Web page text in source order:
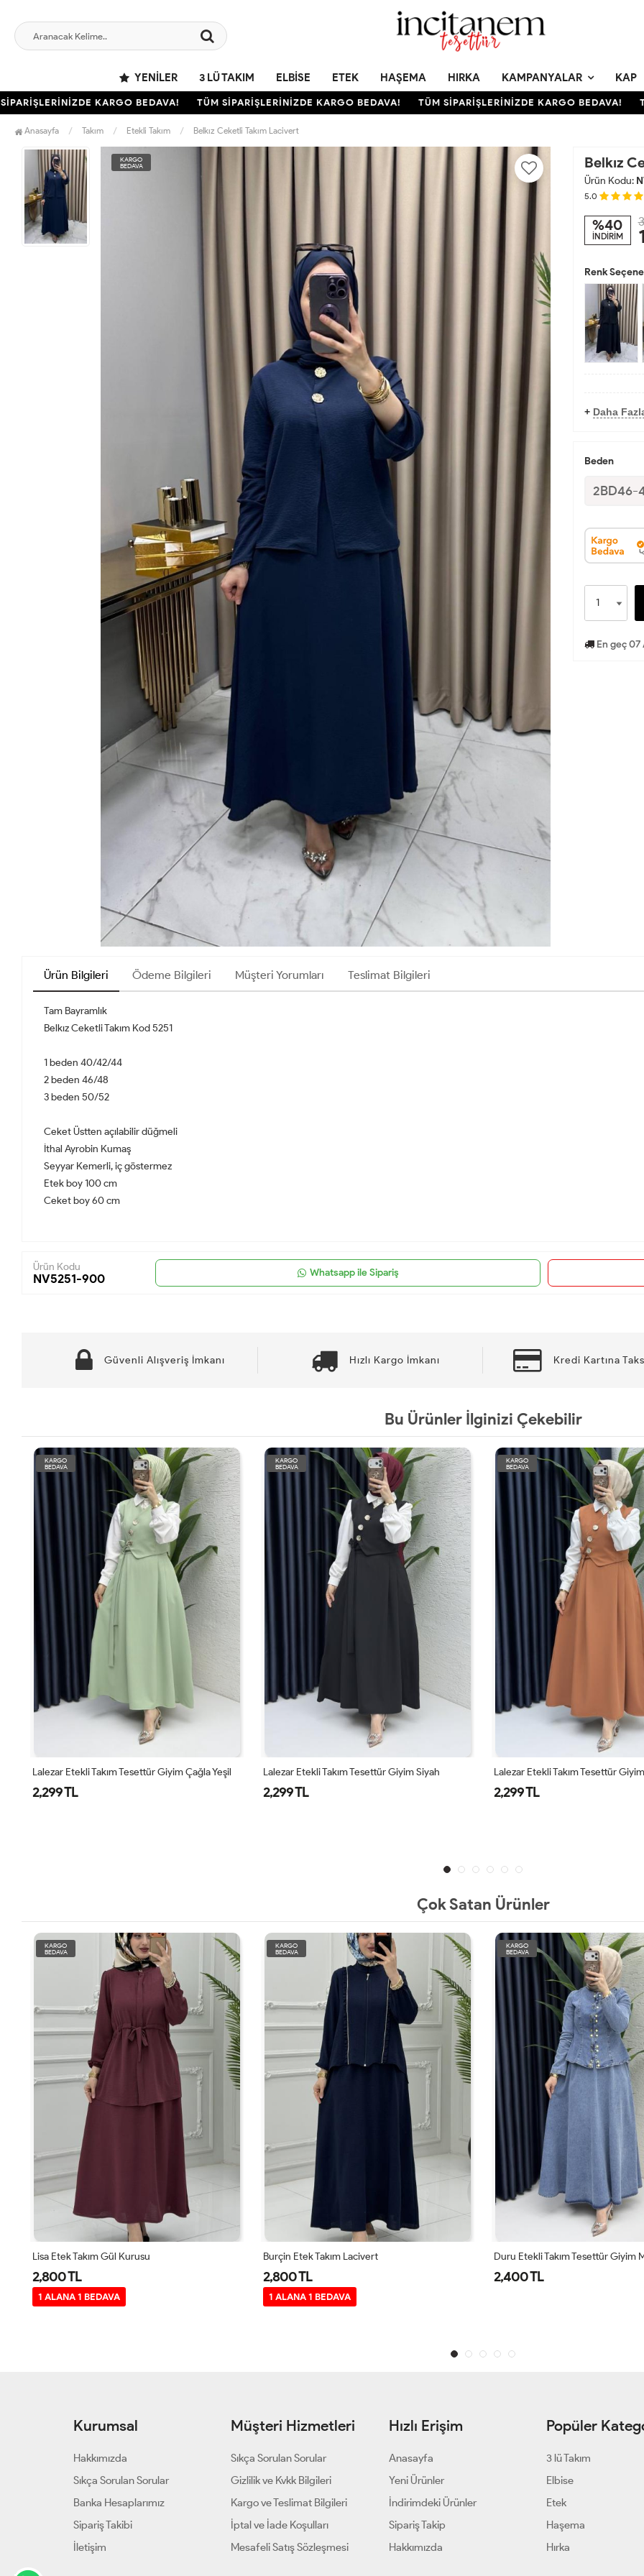
YENILER 3 LÜ TAKIM ELBISE ETEK HAŞEMA HIRKA KAMPANYALAR KAP
KARGO BEDAVA! TÜM SİPARİŞLERİNİZDE KARGO BEDAVA! TÜM SİPARİŞLERİNİZDE KARGO BEDAVA! TÜM
Anasayfa Takım Etekli Takım Belkız Ceketli Takım Lacivert
KARGO
BEDAVA
Belkız
Ürün Kodu:
5.0
%40
İNDİRİM
Renk
+ Daha
Beden
2BD46-
En geç 07
Ürün Bilgileri Ödeme Bilgileri Müşteri Yorumları Teslimat Bilgileri
Tam Bayramlık
Belkız Ceketli Takım Kod 5251
1 beden 40/42/44
2 beden 46/48
3 beden 50/52
Ceket Üstten açılabilir düğmeli
İthal Ayrobin Kumaş
Seyyar Kemerli, iç göstermez
Etek boy 100 cm
Ceket boy 60 cm
Ürün Kodu
NV5251-900 Whatsapp ile Sipariş
Güvenli Alışveriş İmkanı Hızlı Kargo İmkanı Kredi Kartına
Bu Ürünler İlginizi Çekebilir
KARGO
BEDAVA
Lalezar Etekli Takım Tesettür Giyim Çağla Yeşil
2,299 TL
KARGO
BEDAVA
Lalezar Etekli Takım Tesettür Giyim Siyah
2,299 TL
KARGO
BEDAVA
Lalezar Etekli Takım Tesettür
2,299 TL
Çok Satan Ürünler
KARGO
BEDAVA
Lisa Etek Takım Gül Kurusu
2,800 TL
1 ALANA 1 BEDAVA
KARGO
BEDAVA
Burçin Etek Takım Lacivert
2,800 TL
1 ALANA 1 BEDAVA
KARGO
BEDAVA
Duru Etekli Takım Tesettür Giyim
2,400 TL
Kurumsal
Hakkımızda
Sıkça Sorulan Sorular
Banka Hesaplarımız
Sipariş Takibi
İletişim
Müşteri Hizmetleri
Sıkça Sorulan Sorular
Gizlilik ve Kvkk Bilgileri
Kargo ve Teslimat Bilgileri
İptal ve İade Koşulları
Mesafeli Satış Sözleşmesi
Hızlı Erişim
Anasayfa
Yeni Ürünler
İndirimdeki Ürünler
Sipariş Takip
Hakkımızda
Popüler
3 lü Takım
Elbise
Etek
Haşema
Hırka